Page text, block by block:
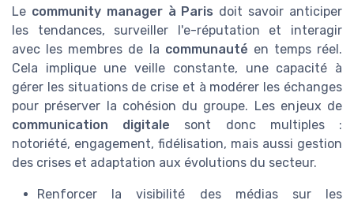
Le community manager à Paris doit savoir anticiper
les tendances, surveiller l'e-réputation et interagir
avec les membres de la communauté en temps réel.
Cela implique une veille constante, une capacité à
gérer les situations de crise et à modérer les échanges
pour préserver la cohésion du groupe. Les enjeux de
communication digitale sont donc multiples :
notoriété, engagement, fidélisation, mais aussi gestion
des crises et adaptation aux évolutions du secteur.
Renforcer la visibilité des médias sur les